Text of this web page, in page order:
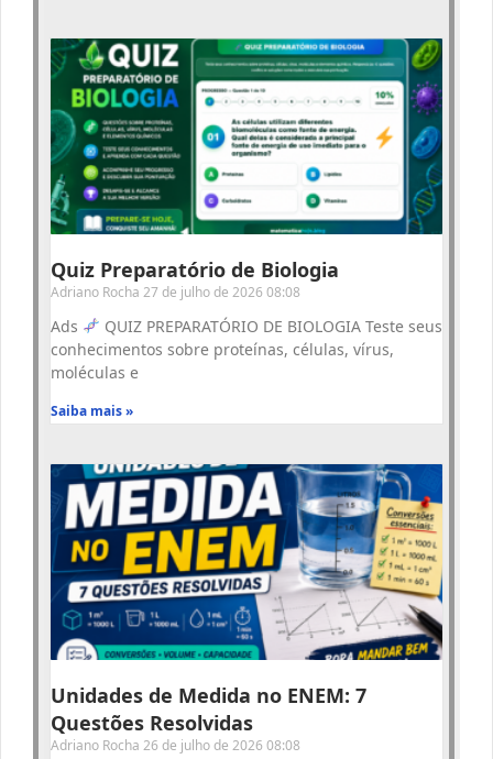
Quiz Preparatório de Biologia
Adriano Rocha 27 de julho de 2026 08:08
Ads
QUIZ PREPARATÓRIO DE BIOLOGIA Teste seus
conhecimentos sobre proteínas, células, vírus,
moléculas e
Saiba mais »
Unidades de Medida no ENEM: 7
Questões Resolvidas
Adriano Rocha 26 de julho de 2026 08:08